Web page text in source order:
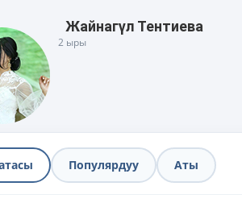
Жайнагүл Тентиева
2 ыры
Популярдуу Аты